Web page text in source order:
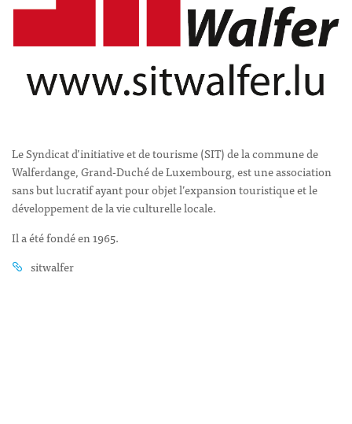
Le Syndicat d’initiative et de tourisme (SIT) de la commune de
Walferdange, Grand-Duché de Luxembourg, est une association
sans but lucratif ayant pour objet l’expansion touristique et le
développement de la vie culturelle locale.
Il a été fondé en 1965.
sitwalfer